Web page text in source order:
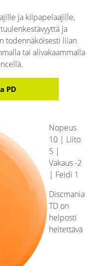
ja kilpapelaajille,
ja
todennäköisesti liian
tai alivakaammalla
PD
Nopeus
10 | Liito
5 |
Vakaus -2
| Feidi 1
Discmania
TD on
helposti
heitettävä